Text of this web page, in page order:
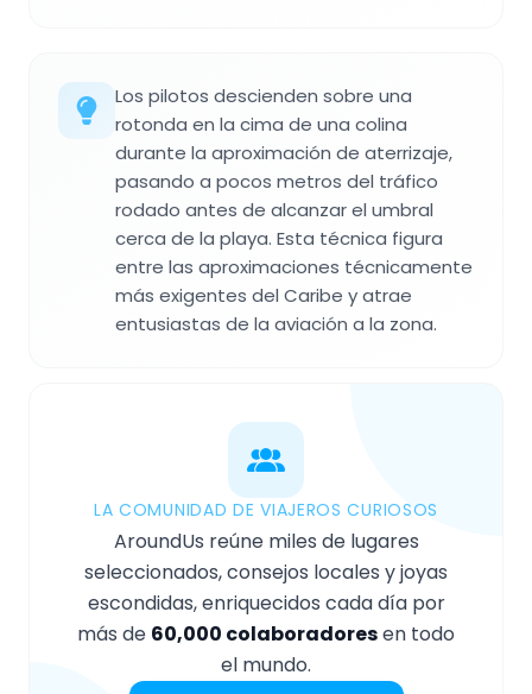
Los pilotos descienden sobre una
rotonda en la cima de una colina
durante la aproximación de aterrizaje,
pasando a pocos metros del tráfico
rodado antes de alcanzar el umbral
cerca de la playa. Esta técnica figura
entre las aproximaciones técnicamente
más exigentes del Caribe y atrae
entusiastas de la aviación a la zona.
LA COMUNIDAD DE VIAJEROS CURIOSOS
AroundUs reúne miles de lugares
seleccionados, consejos locales y joyas
escondidas, enriquecidos cada día por
más de 60,000 colaboradoresen todo
el mundo.